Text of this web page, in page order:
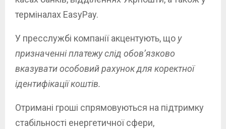
терміналах EasyPay.
У пресслужбі компанії акцентують, що у
призначенні платежу слід обов’язково
вказувати особовий рахунок для коректної
ідентифікації коштів.
Отримані гроші спрямовуються на підтримку
стабільності енергетичної сфери,